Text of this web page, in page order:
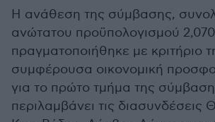
Η ανάθεση της σύμβασης,
ανώτατου προϋπολογισμού
πραγματοποιήθηκε με κριτήριο
συμφέρουσα οικονομική
για το πρώτο τμήμα της
περιλαμβάνει τις